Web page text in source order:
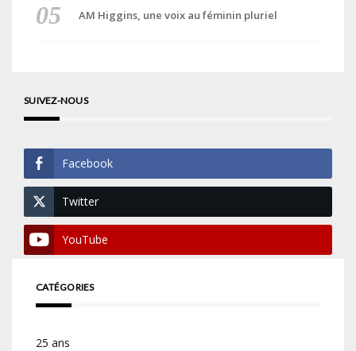
AM Higgins, une voix au féminin pluriel
SUIVEZ-NOUS
Facebook
Twitter
YouTube
CATÉGORIES
25 ans